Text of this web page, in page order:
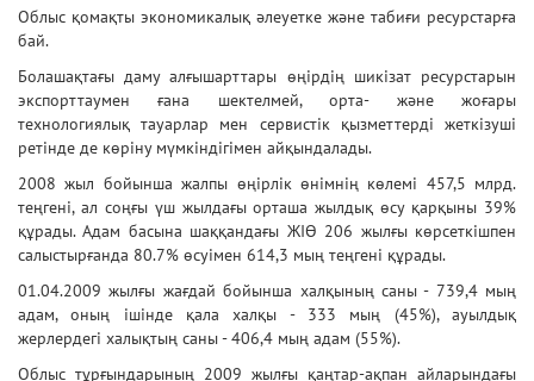
Облыс қомақты экономикалық әлеуетке және табиғи ресурстарға
бай.
Болашақтағы даму алғышарттары өңірдің шикізат ресурстарын
экспорттаумен ғана шектелмей, орта- және жоғары
технологиялық тауарлар мен сервистік қызметтерді жеткізуші
ретінде де көріну мүмкіндігімен айқындалады.
2008 жыл бойынша жалпы өңірлік өнімнің көлемі 457,5 млрд.
теңгені, ал соңғы үш жылдағы орташа жылдық өсу қарқыны 39%
құрады. Адам басына шаққандағы ЖІӨ 206 жылғы көрсеткішпен
салыстырғанда 80.7% өсуімен 614,3 мың теңгені құрады.
01.04.2009 жылғы жағдай бойынша халқының саны - 739,4 мың
адам, оның ішінде қала халқы - 333 мың (45%), ауылдық
жерлердегі халықтың саны - 406,4 мың адам (55%).
Облыс тұрғындарының 2009 жылғы қаңтар-ақпан айларындағы